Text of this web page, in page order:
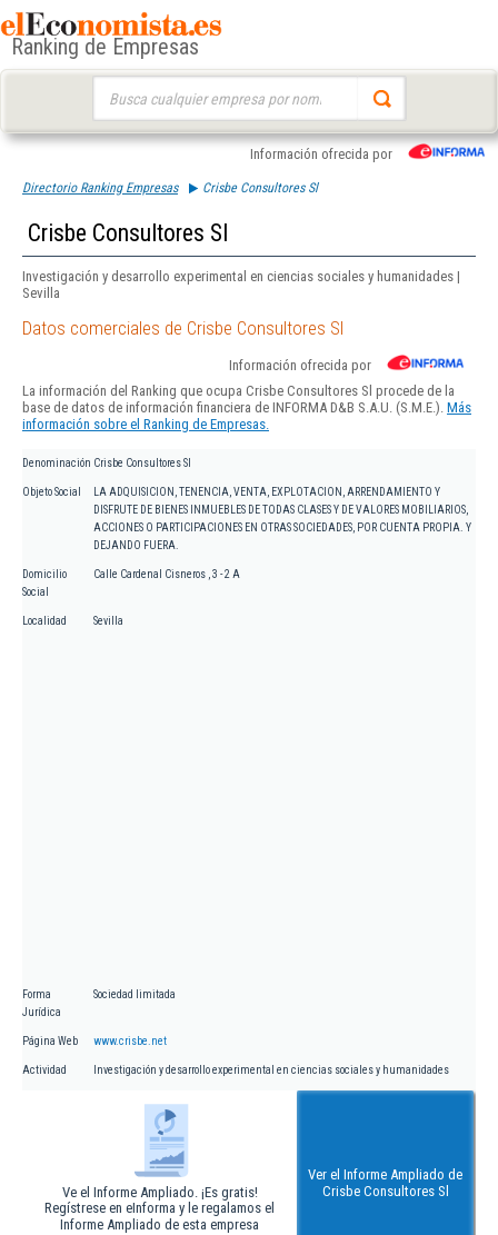
Ranking de Empresas
Información ofrecida por
Directorio Ranking Empresas Crisbe Consultores Sl
Crisbe Consultores Sl
Investigación y desarrollo experimental en ciencias sociales y humanidades |
Sevilla
Datos comerciales de Crisbe Consultores Sl
Información ofrecida por
La información del Ranking que ocupa Crisbe Consultores Sl procede de la
base de datos de información financiera de INFORMA D&B S.A.U. (S.M.E.). Más
información sobre el Ranking de Empresas.
Denominación Crisbe Consultores Sl
Objeto Social
LA ADQUISICION, TENENCIA, VENTA, EXPLOTACION, ARRENDAMIENTO Y
DISFRUTE DE BIENES INMUEBLES DE TODAS CLASES Y DE VALORES MOBILIARIOS,
ACCIONES O PARTICIPACIONES EN OTRAS SOCIEDADES, POR CUENTA PROPIA. Y
DEJANDO FUERA.
Domicilio
Social
Calle Cardenal Cisneros , 3 - 2 A
Localidad Sevilla
Forma
Jurídica
Sociedad limitada
Página Web www.crisbe.net
Actividad Investigación y desarrollo experimental en ciencias sociales y humanidades
Ve el Informe Ampliado. ¡Es gratis!
Regístrese en eInforma y le regalamos el
Informe Ampliado de esta empresa
Ver el Informe Ampliado de
Crisbe Consultores Sl